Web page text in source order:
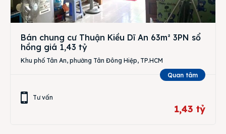
Bán chung cư Thuận Kiều Dĩ An 63m² 3PN sổ
hồng giá 1,43 tỷ
Khu phố Tân An, phường Tân Đông Hiệp, TP.HCM
Quan tâm
Tư vấn
1,43 tỷ